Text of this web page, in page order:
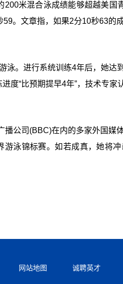
米混合泳成绩能够超越美国
。文章指，如果2分10秒63的
泳。进行系统训练4年后，她达
度“比预期提早4年”，技术专
公司(BBC)在内的多家外国媒
泳锦标赛。如若成真，她将
网站地图 诚聘英才